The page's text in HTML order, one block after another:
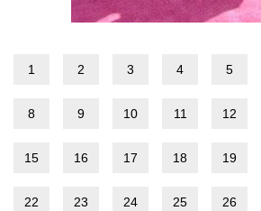
1 2 3 4 5
8 9 10 11 12
15 16 17 18 19
22 23 24 25 26